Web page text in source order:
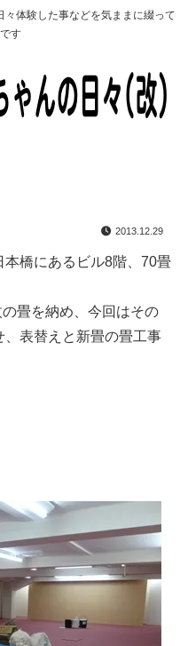
体験した事などを気ままに綴って
す
2013.12.29
橋にあるビル8階、70畳
畳を納め、今回はその
表替えと新畳の畳工事